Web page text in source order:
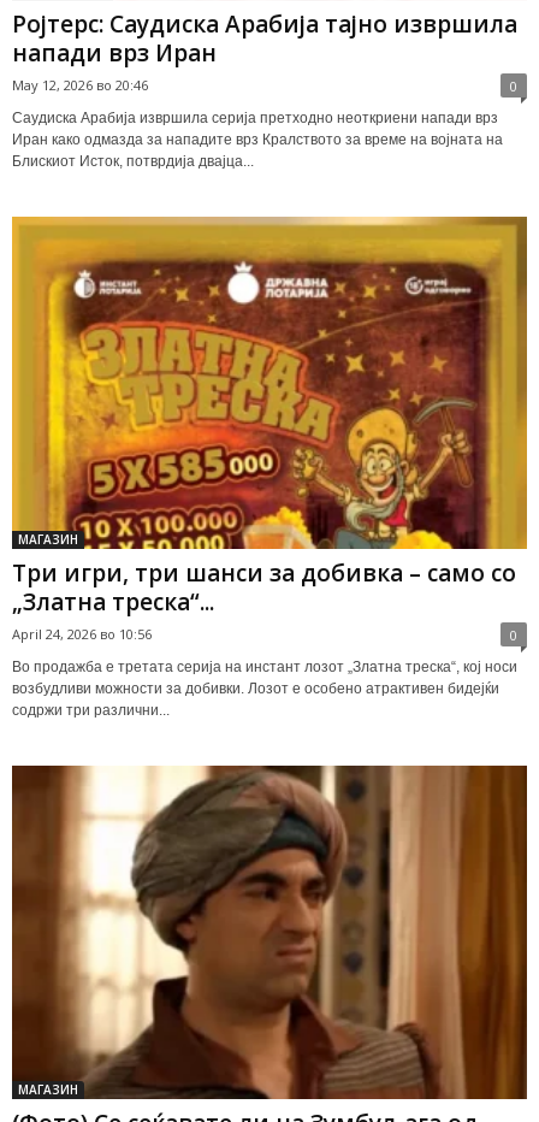
Ројтерс: Саудиска Арабија тајно извршила
напади врз Иран
May 12, 2026 во 20:46 0
Саудиска Арабија извршила серија претходно неоткриени напади врз
Иран како одмазда за нападите врз Кралството за време на војната на
Блискиот Исток, потврдија двајца...
МАГАЗИН
Три игри, три шанси за добивка – само со
„Златна треска“...
April 24, 2026 во 10:56 0
Во продажба е третата серија на инстант лозот „Златна треска“, кој носи
возбудливи можности за добивки. Лозот е особено атрактивен бидејќи
содржи три различни...
МАГАЗИН